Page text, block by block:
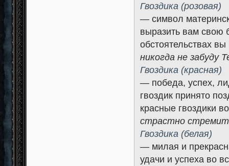
Гвоздика (розовая)
— символ
выразить вам свою
обстоятельствах
никогда не забуду
Гвоздика (красная)
— победа, успех,
гвоздик принято
красные гвоздики
страстно
Гвоздика (белая)
— милая и
удачи и успеха во